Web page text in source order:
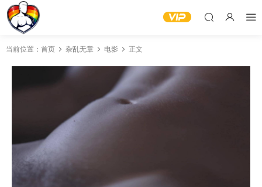
当前位置： 首页 杂乱无章 电影 正文